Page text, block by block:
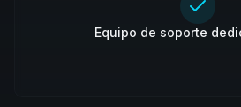
Equipo de soporte